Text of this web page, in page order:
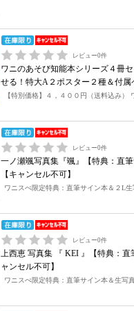
レビュー0件
ワニのあそび知能本シリーズ４冊
せる！特大A２ポスター２種＆付属
【特別価格】４，４００円（送料込み）
レビュー0件
一ノ瀬颯写真集『颯』【特典：直筆
【キャンセル不可】
ワニスぺ限定特典：直筆サイン本＆２L
レビュー0件
上西恵 写真集 『 KEI 』【特典：
ャンセル不可】
ワニスぺ限定特典：直筆サイン本＆生写